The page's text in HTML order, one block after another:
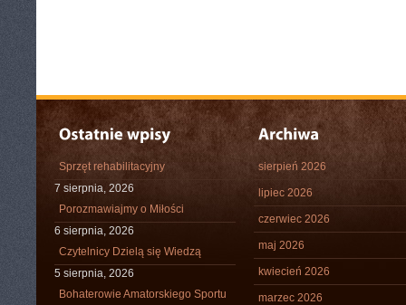
Sprzęt rehabilitacyjny
7 sierpnia, 2026
Porozmawiajmy o Miłości
6 sierpnia, 2026
Czytelnicy Dzielą się Wiedzą
5 sierpnia, 2026
Bohaterowie Amatorskiego Sportu
sierpień 2026
lipiec 2026
czerwiec 2026
maj 2026
kwiecień 2026
marzec 2026